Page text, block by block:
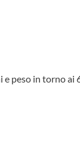
peso in torno ai